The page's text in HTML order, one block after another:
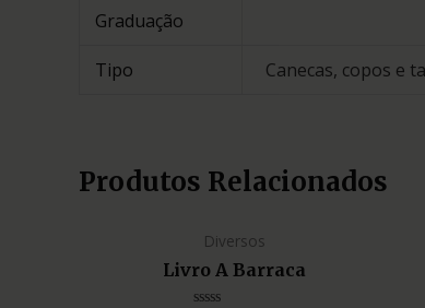
Graduação
Tipo Canecas, copos e
Produtos Relacionados
Diversos
Livro A Barraca